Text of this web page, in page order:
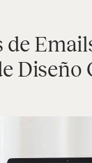
de
Diseño